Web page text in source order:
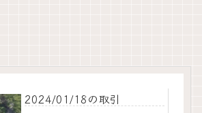
2024/01/18の取引